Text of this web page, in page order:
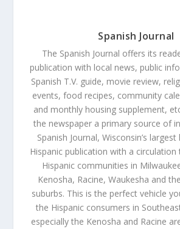
Spanish Journal
The Spanish Journal offers its
publication with local news, public
Spanish T.V. guide, movie review,
events, food recipes, community
and monthly housing supplement,
the newspaper a primary source of
Spanish Journal, Wisconsin’s
Hispanic publication with a
Hispanic communities in
Kenosha, Racine, Waukesha and
suburbs. This is the perfect vehicle
the Hispanic consumers in
especially the Kenosha and Racine